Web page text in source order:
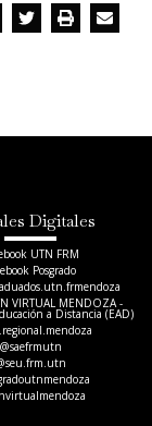
Digitales
UTN FRM
Posgrado
VIRTUAL MENDOZA -
a Distancia (EAD)
@saefrmutn